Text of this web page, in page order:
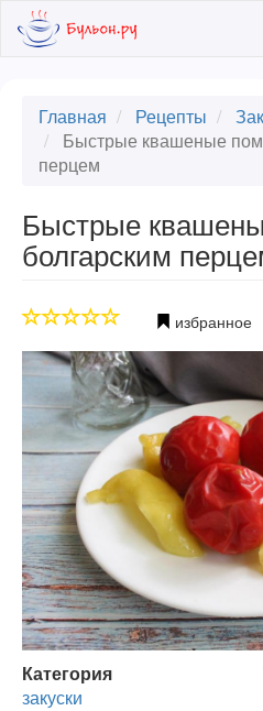
Skip
Главная Рецепты
Быстрые квашеные
перцем
Быстрые
болгарским
избранное
Категория
закуски